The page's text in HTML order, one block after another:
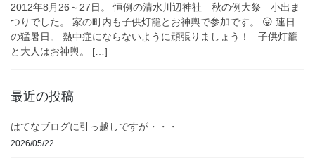
2012年8月26～27日。 恒例の清水川辺神社 秋の例大祭 小出ま
つりでした。 家の町内も子供灯籠とお神輿で参加です。 😛 連日
の猛暑日。 熱中症にならないように頑張りましょう！ 子供灯籠
と大人はお神輿。 […]
最近の投稿
はてなブログに引っ越しですが・・・
2026/05/22